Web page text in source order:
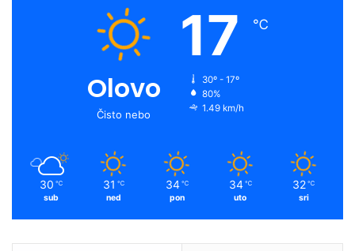
Olovo
Čisto nebo
17 ℃
30º - 17º
80%
1.49 km/h
30 ℃
sub
31 ℃
ned
34 ℃
pon
34 ℃
uto
32 ℃
sri